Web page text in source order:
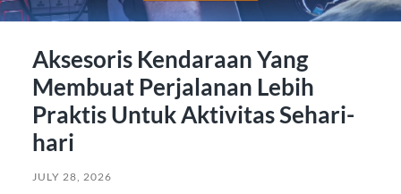
Aksesoris Kendaraan Yang
Membuat Perjalanan Lebih
Praktis Untuk Aktivitas Sehari-
hari
JULY 28, 2026